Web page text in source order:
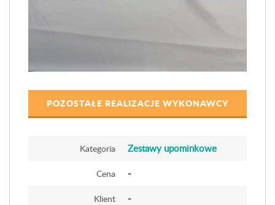
POZOSTAŁE REALIZACJE WYKONAWCY
Kategoria Zestawy upominkowe
Cena -
Klient -